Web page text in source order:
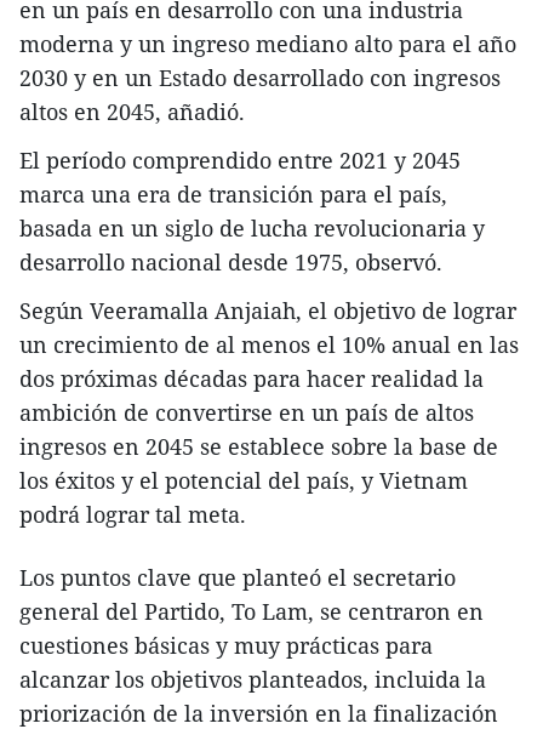
en un país en desarrollo con una industria
moderna y un ingreso mediano alto para el año
2030 y en un Estado desarrollado con ingresos
altos en 2045, añadió.
El período comprendido entre 2021 y 2045
marca una era de transición para el país,
basada en un siglo de lucha revolucionaria y
desarrollo nacional desde 1975, observó.
Según Veeramalla Anjaiah, el objetivo de lograr
un crecimiento de al menos el 10% anual en las
dos próximas décadas para hacer realidad la
ambición de convertirse en un país de altos
ingresos en 2045 se establece sobre la base de
los éxitos y el potencial del país, y Vietnam
podrá lograr tal meta.
Los puntos clave que planteó el secretario
general del Partido, To Lam, se centraron en
cuestiones básicas y muy prácticas para
alcanzar los objetivos planteados, incluida la
priorización de la inversión en la finalización